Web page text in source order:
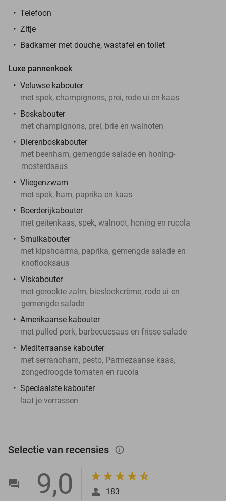
Telefoon
Zitje
Badkamer met douche, wastafel en toilet
Luxe pannenkoek
Veluwse kabouter
met spek, champignons, prei, rode ui en kaas
Boskabouter
met champignons, prei, brie en walnoten
Dierenboskabouter
met beenham, gemengde salade en honing-
mosterdsaus
Vliegenzwam
met spek, ham, paprika en kaas
Boerderijkabouter
met geitenkaas, spek, walnoot, honing en rucola
Smulkabouter
met kipshoarma, paprika, gemengde salade en
knoflooksaus
Viskabouter
met gerookte zalm, bieslookcrème, rode ui en
gemengde salade
Amerikaanse kabouter
met pulled pork, barbecuesaus en frisse salade
Mediterraanse kabouter
met serranoham, pesto, Parmezaanse kaas,
zongedroogde tomaten en rucola
Speciaalste kabouter
laat je verrassen
Selectie van recensies info_outlined
9,0 183